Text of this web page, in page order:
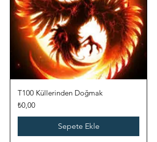
T100 Küllerinden Doğmak
Fiyat
₺0,00
Sepete Ekle